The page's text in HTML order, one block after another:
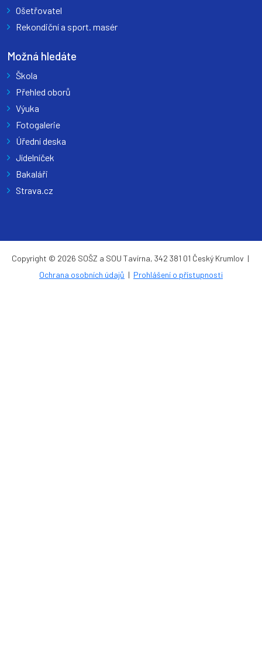
Ošetřovatel
Rekondiční a sport. masér
Možná hledáte
Škola
Přehled oborů
Výuka
Fotogalerie
Úřední deska
Jídelníček
Bakaláři
Strava.cz
Copyright © 2026 SOŠZ a SOU Tavírna, 342 381 01 Český Krumlov |
Ochrana osobních údajů | Prohlášení o přístupnosti